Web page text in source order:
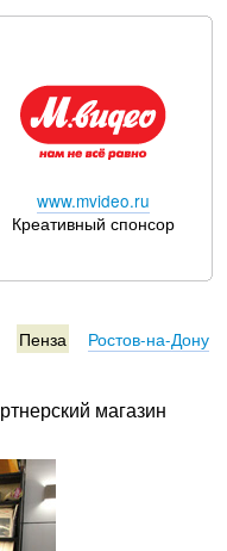
www.mvideo.ru
Креативный спонсор
Пенза
Ростов-на-Дону
магазин